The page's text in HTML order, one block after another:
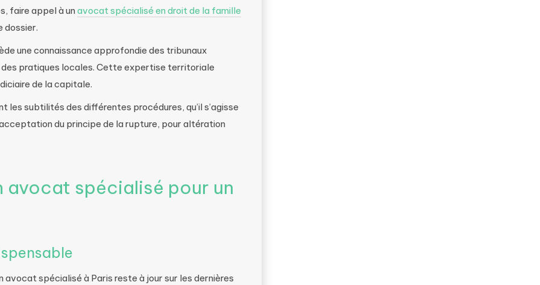
faire appel à un avocat spécialisé en droit de la famille
dossier.
une connaissance approfondie des tribunaux
pratiques locales. Cette expertise territoriale
de la capitale.
subtilités des différentes procédures, qu’il s’agisse
du principe de la rupture, pour altération
avocat spécialisé pour un
spécialisé à Paris reste à jour sur les dernières